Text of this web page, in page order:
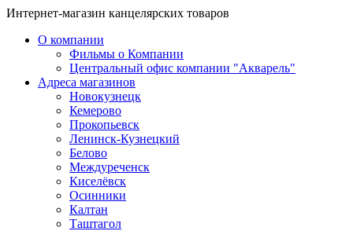
Интернет-магазин канцелярских товаров
О компании
Фильмы о Компании
Центральный офис компании "Акварель"
Адреса магазинов
Новокузнецк
Кемерово
Прокопьевск
Ленинск-Кузнецкий
Белово
Междуреченск
Киселёвск
Осинники
Калтан
Таштагол